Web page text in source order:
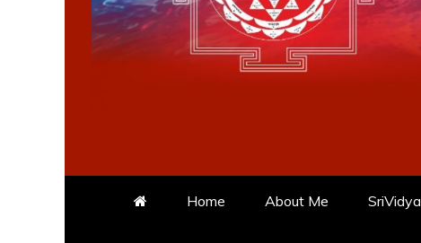
Home About Me SriVidya